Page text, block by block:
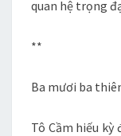
quan hệ trọng
**
Ba mươi ba
Tô Cầm hiếu